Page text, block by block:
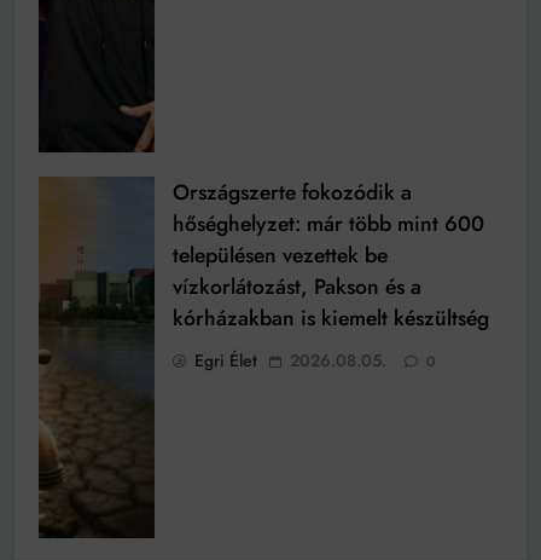
Országszerte fokozódik a
hőséghelyzet: már több mint 600
településen vezettek be
vízkorlátozást, Pakson és a
kórházakban is kiemelt készültség
Egri Élet 2026.08.05. 0